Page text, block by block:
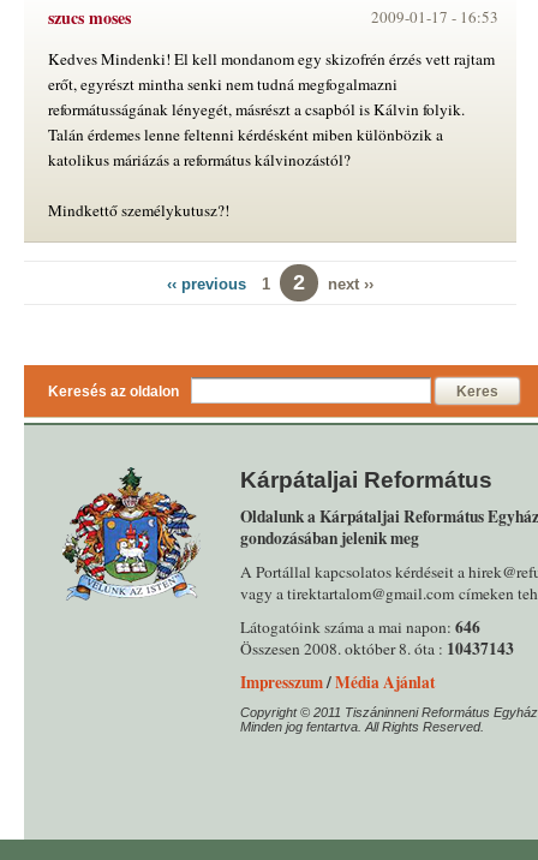
szucs moses 2009-01-17 - 16:53
Kedves Mindenki! El kell mondanom egy skizofrén érzés vett rajtam
erőt, egyrészt mintha senki nem tudná megfogalmazni
reformátusságának lényegét, másrészt a csapból is Kálvin folyik.
Talán érdemes lenne feltenni kérdésként miben különbözik a
katolikus máriázás a református kálvinozástól?
Mindkettő személykutusz?!
‹‹ previous 1 2 next ››
Keresés az oldalon Keres
Kárpátaljai Református
Oldalunk a Kárpátaljai Református
gondozásában jelenik meg
A Portállal kapcsolatos kérdéseit a
vagy a tirektartalom@gmail.com címeken
Látogatóink száma a mai napon: 646
Összesen 2008. október 8. óta : 10437143
Impresszum/Média Ajánlat
Copyright © 2011 Tiszáninneni Református
Minden jog fentartva. All Rights Reserved.